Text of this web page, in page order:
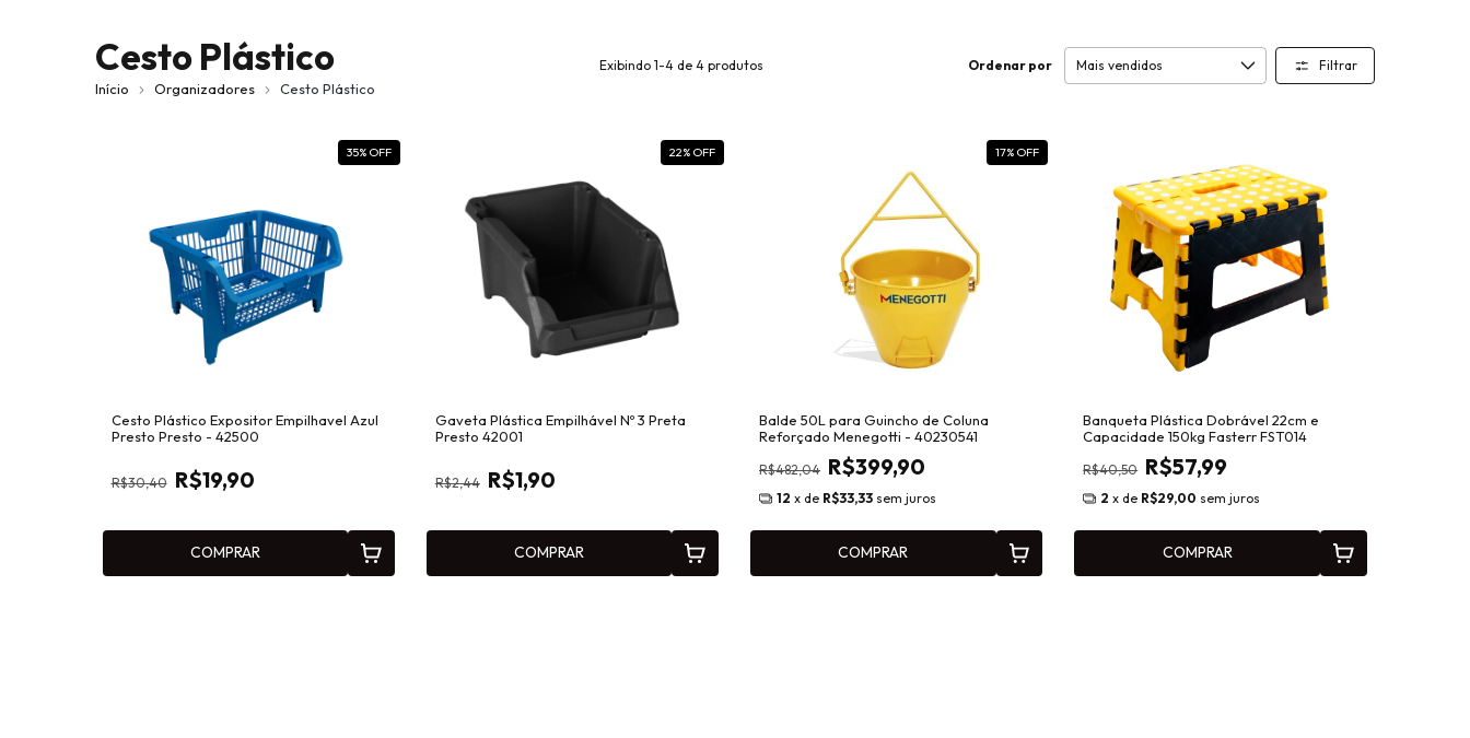
Cesto Plástico
Início Organizadores Cesto Plástico
Exibindo 1-4 de 4 produtos Ordenar por Filtrar
35% OFF
Cesto Plástico Expositor Empilhavel Azul
Presto Presto - 42500
R$30,40 R$19,90
COMPRAR
22% OFF
Gaveta Plástica Empilhável Nº 3 Preta
Presto 42001
R$2,44 R$1,90
COMPRAR
17% OFF
Balde 50L para Guincho de Coluna
Reforçado Menegotti - 40230541
R$482,04 R$399,90
12 x de R$33,33 sem juros
COMPRAR
Banqueta Plástica Dobrável 22cm e
Capacidade 150kg Fasterr FST014
R$40,50 R$57,99
2 x de R$29,00 sem juros
COMPRAR